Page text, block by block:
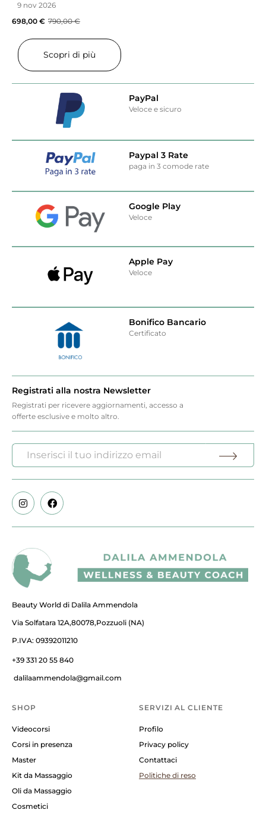
9 nov 2026
790,00€
698,00 €
Scopri di più
PayPal
Veloce e sicuro
Paypal 3 Rate
paga in 3 comode rate
Google Play
Veloce
Apple Pay
Veloce
Bonifico Bancario
Certificato
Registrati alla nostra Newsletter
Registrati per ricevere aggiornamenti, accesso a
offerte esclusive e molto altro.
Beauty World di Dalila Ammendola
Via Solfatara 12A,80078,Pozzuoli (NA)
P.IVA: 09392011210
+39 331 20 55 840
dalilaammendola@gmail.com
SHOP
Videocorsi
Corsi in presenza
Master
Kit da Massaggio
Oli da Massaggio
Cosmetici
SERVIZI AL CLIENTE
Profilo
Privacy policy
Contattaci
Politiche di reso